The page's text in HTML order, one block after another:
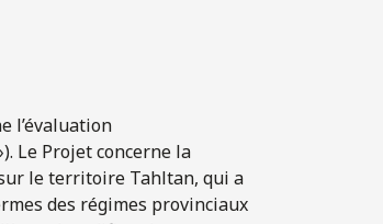
l’évaluation
Le Projet concerne la
sur le territoire Tahltan, qui a
des régimes provinciaux